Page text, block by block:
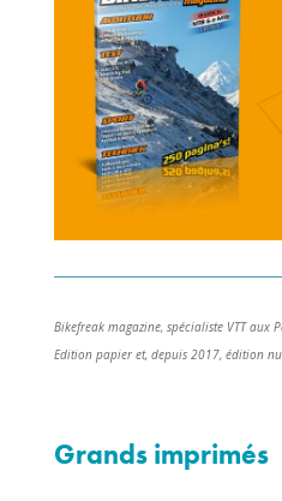
Bikefreak magazine, spécialiste VTT aux
Edition papier et, depuis 2017, édition
Grands imprimés